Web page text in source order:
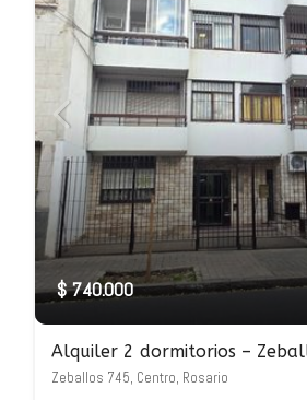
$ 740.000
Alquiler 2 dormitorios –
Zeballos 745, Centro, Rosario